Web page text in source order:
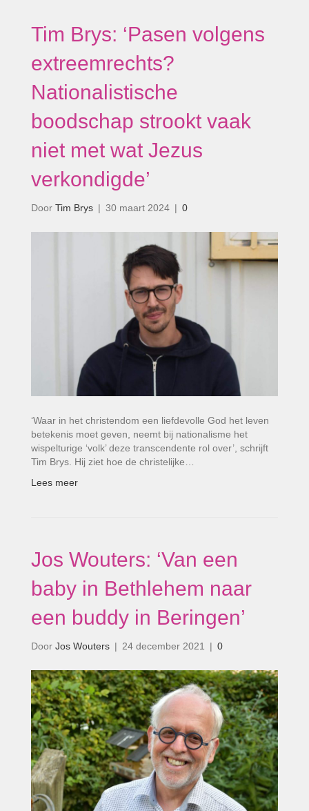
Tim Brys: ‘Pasen volgens
extreemrechts?
Nationalistische
boodschap strookt vaak
niet met wat Jezus
verkondigde’
Door Tim Brys | 30 maart 2024 | 0
‘Waar in het christendom een liefdevolle God het leven
betekenis moet geven, neemt bij nationalisme het
wispelturige ‘volk’ deze transcendente rol over’, schrijft
Tim Brys. Hij ziet hoe de christelijke…
Lees meer
Jos Wouters: ‘Van een
baby in Bethlehem naar
een buddy in Beringen’
Door Jos Wouters | 24 december 2021 | 0